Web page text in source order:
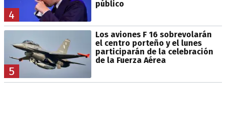
4
público
5
Los aviones F 16 sobrevolarán
el centro porteño y el lunes
participarán de la celebración
de la Fuerza Aérea